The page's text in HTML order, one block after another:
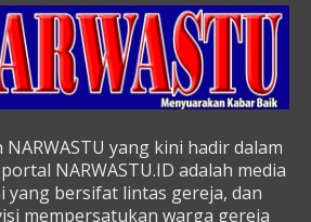
NARWASTU yang kini hadir dalam
NARWASTU.ID adalah media
yang bersifat lintas gereja, dan
mempersatukan warga gereja